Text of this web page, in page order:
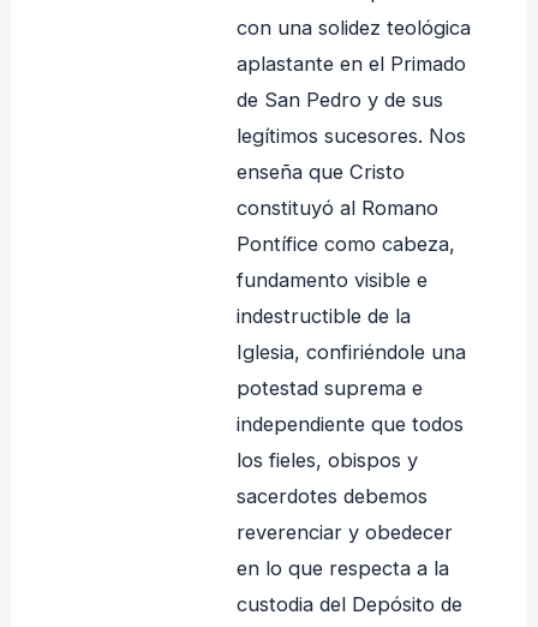
con una solidez teológica
aplastante en el Primado
de San Pedro y de sus
legítimos sucesores. Nos
enseña que Cristo
constituyó al Romano
Pontífice como cabeza,
fundamento visible e
indestructible de la
Iglesia, confiriéndole una
potestad suprema e
independiente que todos
los fieles, obispos y
sacerdotes debemos
reverenciar y obedecer
en lo que respecta a la
custodia del Depósito de